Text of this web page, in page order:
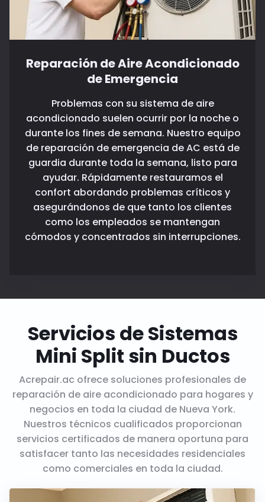
Reparación de Aire Acondicionado
de Emergencia
Problemas con su sistema de aire
acondicionado suelen ocurrir por la noche o
durante los fines de semana. Nuestro equipo
de reparación de emergencia de AC está de
guardia durante toda la semana, listo para
ayudar. Rápidamente restauramos el
confort abordando problemas críticos y
asegurándonos de que tanto los clientes
como los empleados se mantengan
cómodos y concentrados sin interrupciones.
Servicios de Sistemas
Mini Split sin Ductos
Acrepair.ac ofrece soluciones profesionales de
reparación de aire acondicionado para hogares y
negocios en toda la ciudad de Nueva York.
Nuestros técnicos cualificados proporcionan
servicios certificados de manera oportuna para
satisfacer tanto las necesidades residenciales
como comerciales en toda la ciudad.